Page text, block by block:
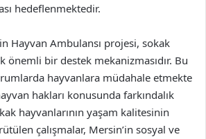
hedeflenmektedir.
Hayvan Ambulansı projesi, sokak
önemli bir destek mekanizmasıdır. Bu
hayvanlara müdahale etmekte
hakları konusunda farkındalık
hayvanlarının yaşam kalitesinin
çalışmalar, Mersin’in sosyal ve